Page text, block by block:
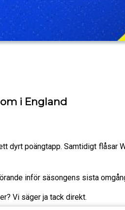
i England
dyrt poängtapp. Samtidigt flåsar
inför säsongens sista
Vi säger ja tack direkt.